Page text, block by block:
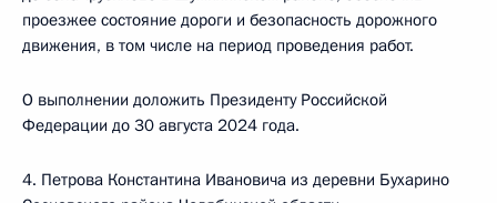
проезжее состояние дороги и безопасность дорожного
движения, в том числе на период проведения работ.
О выполнении доложить Президенту Российской
Федерации до 30 августа 2024 года.
4. Петрова Константина Ивановича из деревни Бухарино